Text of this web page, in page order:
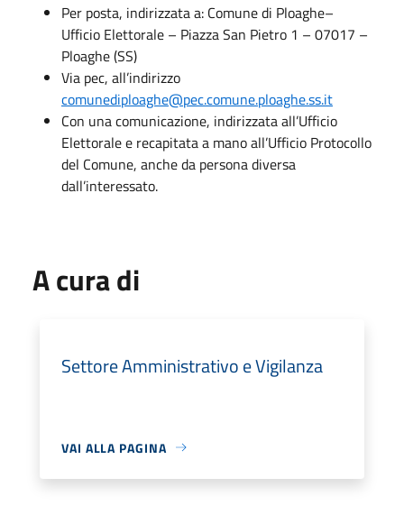
Per posta, indirizzata a: Comune di Ploaghe–
Ufficio Elettorale – Piazza San Pietro 1 – 07017 –
Ploaghe (SS)
Via pec, all’indirizzo
comunediploaghe@pec.comune.ploaghe.ss.it
Con una comunicazione, indirizzata all’Ufficio
Elettorale e recapitata a mano all’Ufficio Protocollo
del Comune, anche da persona diversa
dall’interessato.
A cura di
Settore Amministrativo e Vigilanza
VAI ALLA PAGINA